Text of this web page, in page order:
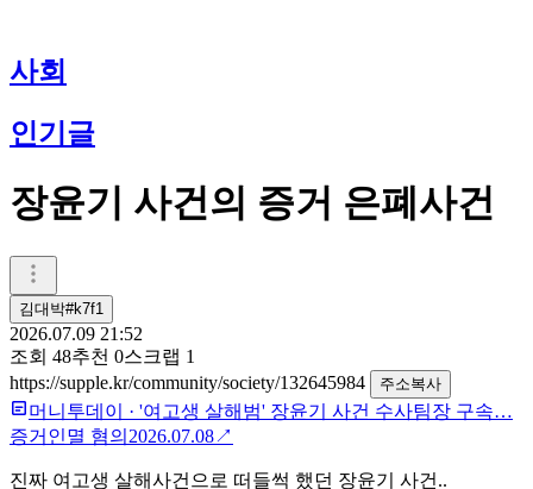
사회
인기글
장윤기 사건의 증거 은폐사건
김대박#k7f1
2026.07.09 21:52
조회 48추천 0스크랩 1
https://supple.kr/community/society/132645984
주소복사
머니투데이 · '여고생 살해범' 장윤기 사건 수사팀장 구속…
증거인멸 혐의 2026.07.08↗
진짜 여고생 살해사건으로 떠들썩 했던 장윤기 사건..